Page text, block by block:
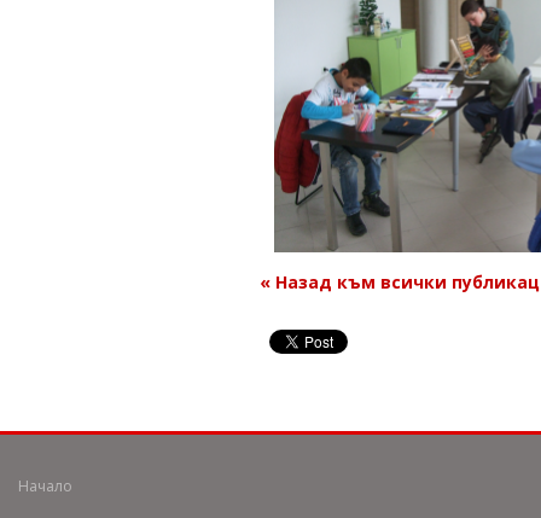
« Назад към всички
Начало